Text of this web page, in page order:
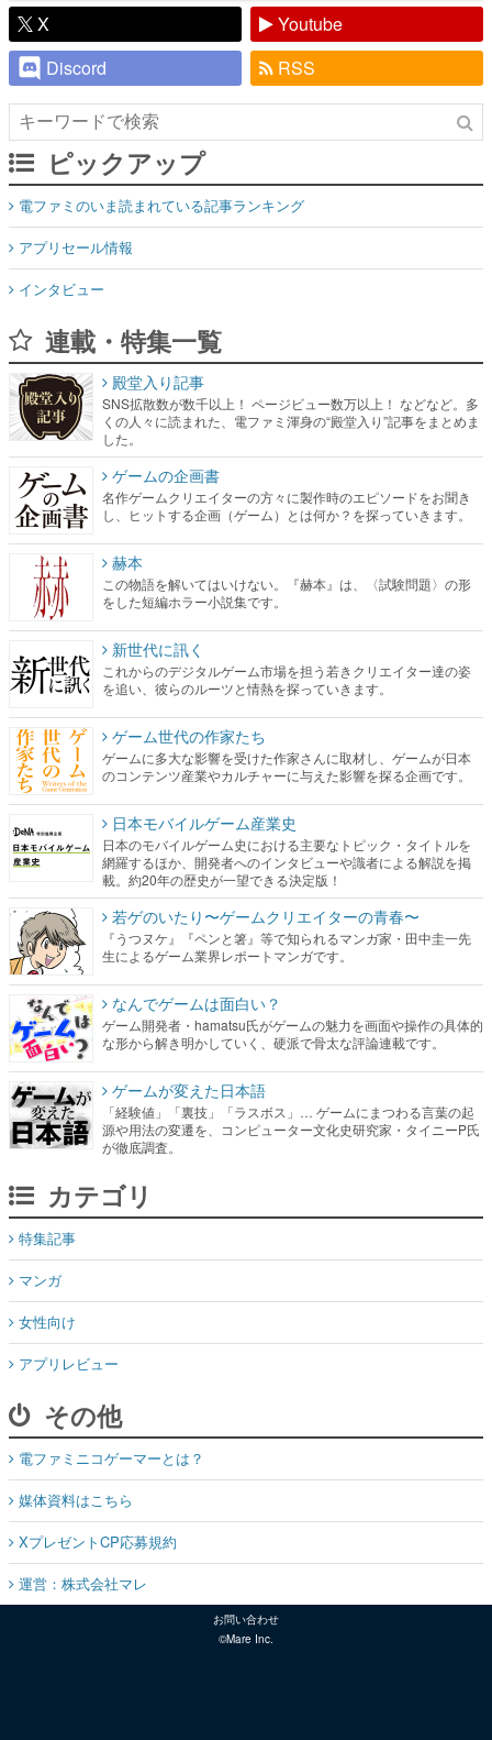
X
Youtube
Discord
RSS
ピックアップ
電ファミのいま読まれている記事ランキング
アプリセール情報
インタビュー
連載・特集一覧
殿堂入り記事
SNS拡散数が数千以上！ ページビュー数万以上！ などなど。多
くの人々に読まれた、電ファミ渾身の“殿堂入り”記事をまとめま
した。
ゲームの企画書
名作ゲームクリエイターの方々に製作時のエピソードをお聞き
し、ヒットする企画（ゲーム）とは何か？を探っていきます。
赫本
この物語を解いてはいけない。『赫本』は、〈試験問題〉の形
をした短編ホラー小説集です。
新世代に訊く
これからのデジタルゲーム市場を担う若きクリエイター達の姿
を追い、彼らのルーツと情熱を探っていきます。
ゲーム世代の作家たち
ゲームに多大な影響を受けた作家さんに取材し、ゲームが日本
のコンテンツ産業やカルチャーに与えた影響を探る企画です。
日本モバイルゲーム産業史
日本のモバイルゲーム史における主要なトピック・タイトルを
網羅するほか、開発者へのインタビューや識者による解説を掲
載。約20年の歴史が一望できる決定版！
若ゲのいたり〜ゲームクリエイターの青春〜
『うつヌケ』『ペンと箸』等で知られるマンガ家・田中圭一先
生によるゲーム業界レポートマンガです。
なんでゲームは面白い？
ゲーム開発者・hamatsu氏がゲームの魅力を画面や操作の具体的
な形から解き明かしていく、硬派で骨太な評論連載です。
ゲームが変えた日本語
「経験値」「裏技」「ラスボス」… ゲームにまつわる言葉の起
源や用法の変遷を、コンピューター文化史研究家・タイニーP氏
が徹底調査。
カテゴリ
特集記事
マンガ
女性向け
アプリレビュー
その他
電ファミニコゲーマーとは？
媒体資料はこちら
XプレゼントCP応募規約
運営：株式会社マレ
お問い合わせ
©Mare Inc.